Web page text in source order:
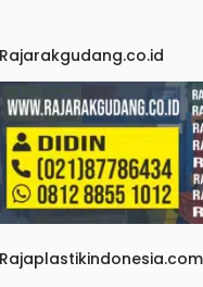
Rajarakgudang.co.id
Rajaplastikindonesia.com